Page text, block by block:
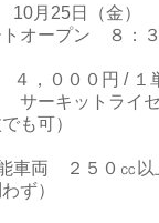
月25日（金）
ープン ８：３
，０００円 / １
トライセンス
も可）
車両 ２５０㏄以
ず）